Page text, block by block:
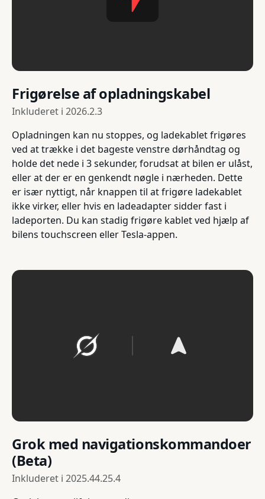
Frigørelse af opladningskabel
Inkluderet i 2026.2.3
Opladningen kan nu stoppes, og ladekablet frigøres
ved at trække i det bageste venstre dørhåndtag og
holde det nede i 3 sekunder, forudsat at bilen er ulåst,
eller at der er en genkendt nøgle i nærheden. Dette
er især nyttigt, når knappen til at frigøre ladekablet
ikke virker, eller hvis en ladeadapter sidder fast i
ladeporten. Du kan stadig frigøre kablet ved hjælp af
bilens touchscreen eller Tesla-appen.
Grok med navigationskommandoer
(Beta)
Inkluderet i 2025.44.25.4